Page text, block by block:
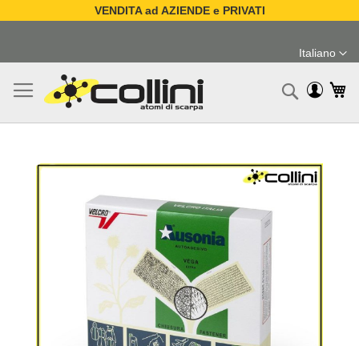
VENDITA ad AZIENDE e PRIVATI
contenuto
Lingua
Italiano